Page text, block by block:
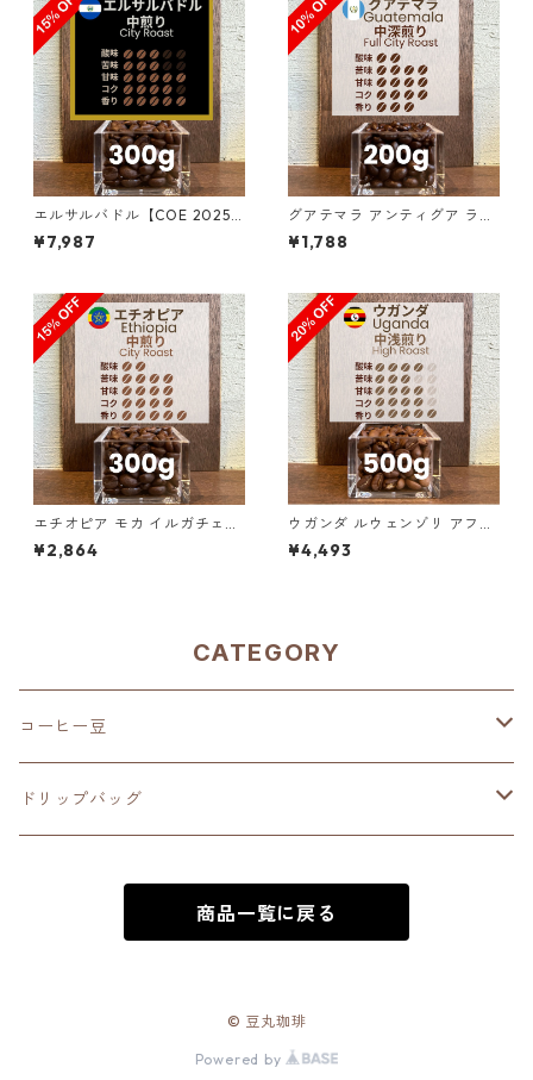
エルサルバドル【COE 2025 8
位】ロス・ナランホス農園 ナ
チュラル・アナエロビック30
¥7,987
グアテマラ アンティグア ラ
ス・ヌベス農園 レッドブルボ
ン100％／200g（100g単価
¥1,788
エチオピア モカ イルガチェフ
ェ G1 チェルチェレ ナチュラ
ル 300g（100g単価の15%OF
¥2,864
ウガンダ ルウェンゾリ アフリ
カン・ムーン “ドンキー” ナチ
ュラル 500g（100g単価の2
¥4,493
CATEGORY
コーヒー豆
深煎り（French Roast）
中煎り（City Roast）
ドリップバッグ
中深煎り（Full City Roast）
商品一覧に戻る
© 豆丸珈琲
Powered by